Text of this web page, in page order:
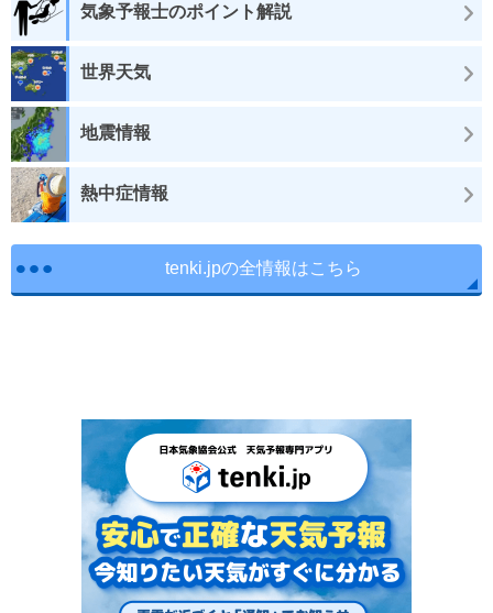
気象予報士のポイント解説
世界天気
地震情報
熱中症情報
tenki.jpの全情報はこちら